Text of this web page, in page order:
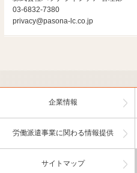
03-6832-7380
privacy@pasona-lc.co.jp
企業情報
労働派遣事業に関わる情報提供
サイトマップ